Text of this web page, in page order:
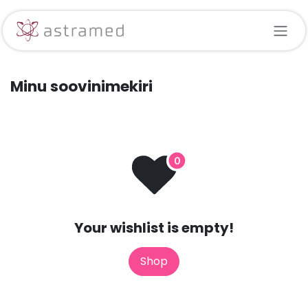
Skip to Content
Minu soovinimekiri
Your wishlist is empty!
Shop